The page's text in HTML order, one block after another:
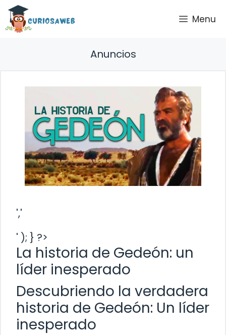
Saltar
contenido
Menu
Anuncios
','
' ); } ?>
La historia de Gedeón: un
líder inesperado
Descubriendo la verdadera
historia de Gedeón: Un líder
inesperado